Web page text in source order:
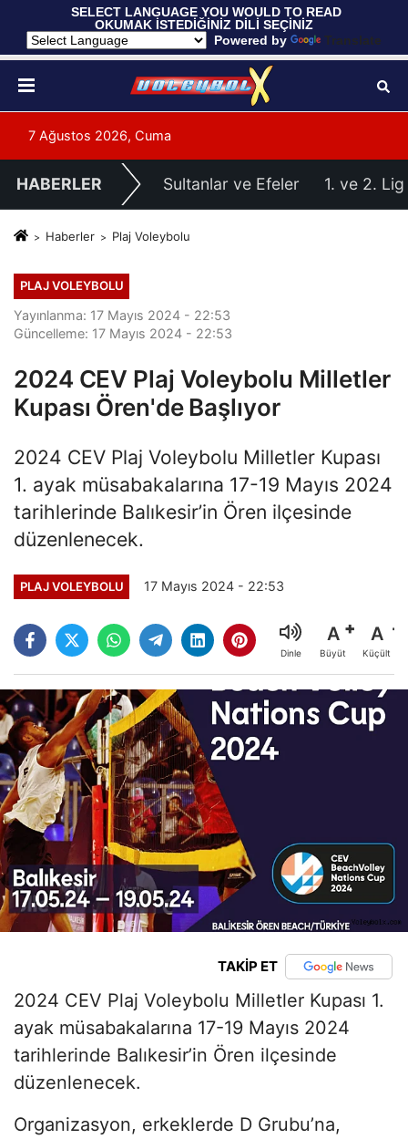
SELECT LANGUAGE YOU WOULD TO READ
OKUMAK İSTEDİĞİNİZ DİLİ SEÇİNİZ
Powered by
Translate
7 Ağustos 2026, Cuma
HABERLER Sultanlar ve Efeler 1. ve 2. Lig
Haberler Plaj Voleybolu
PLAJ VOLEYBOLU
Yayınlanma: 17 Mayıs 2024 - 22:53
Güncelleme: 17 Mayıs 2024 - 22:53
2024 CEV Plaj Voleybolu Milletler
Kupası Ören'de Başlıyor
2024 CEV Plaj Voleybolu Milletler Kupası
1. ayak müsabakalarına 17-19 Mayıs 2024
tarihlerinde Balıkesir’in Ören ilçesinde
düzenlenecek.
PLAJ VOLEYBOLU 17 Mayıs 2024 - 22:53
Dinle
A
Büyüt
A
Küçült
TAKİP ET
2024 CEV Plaj Voleybolu Milletler Kupası 1.
ayak müsabakalarına 17-19 Mayıs 2024
tarihlerinde Balıkesir’in Ören ilçesinde
düzenlenecek.
Organizasyon, erkeklerde D Grubu’na,